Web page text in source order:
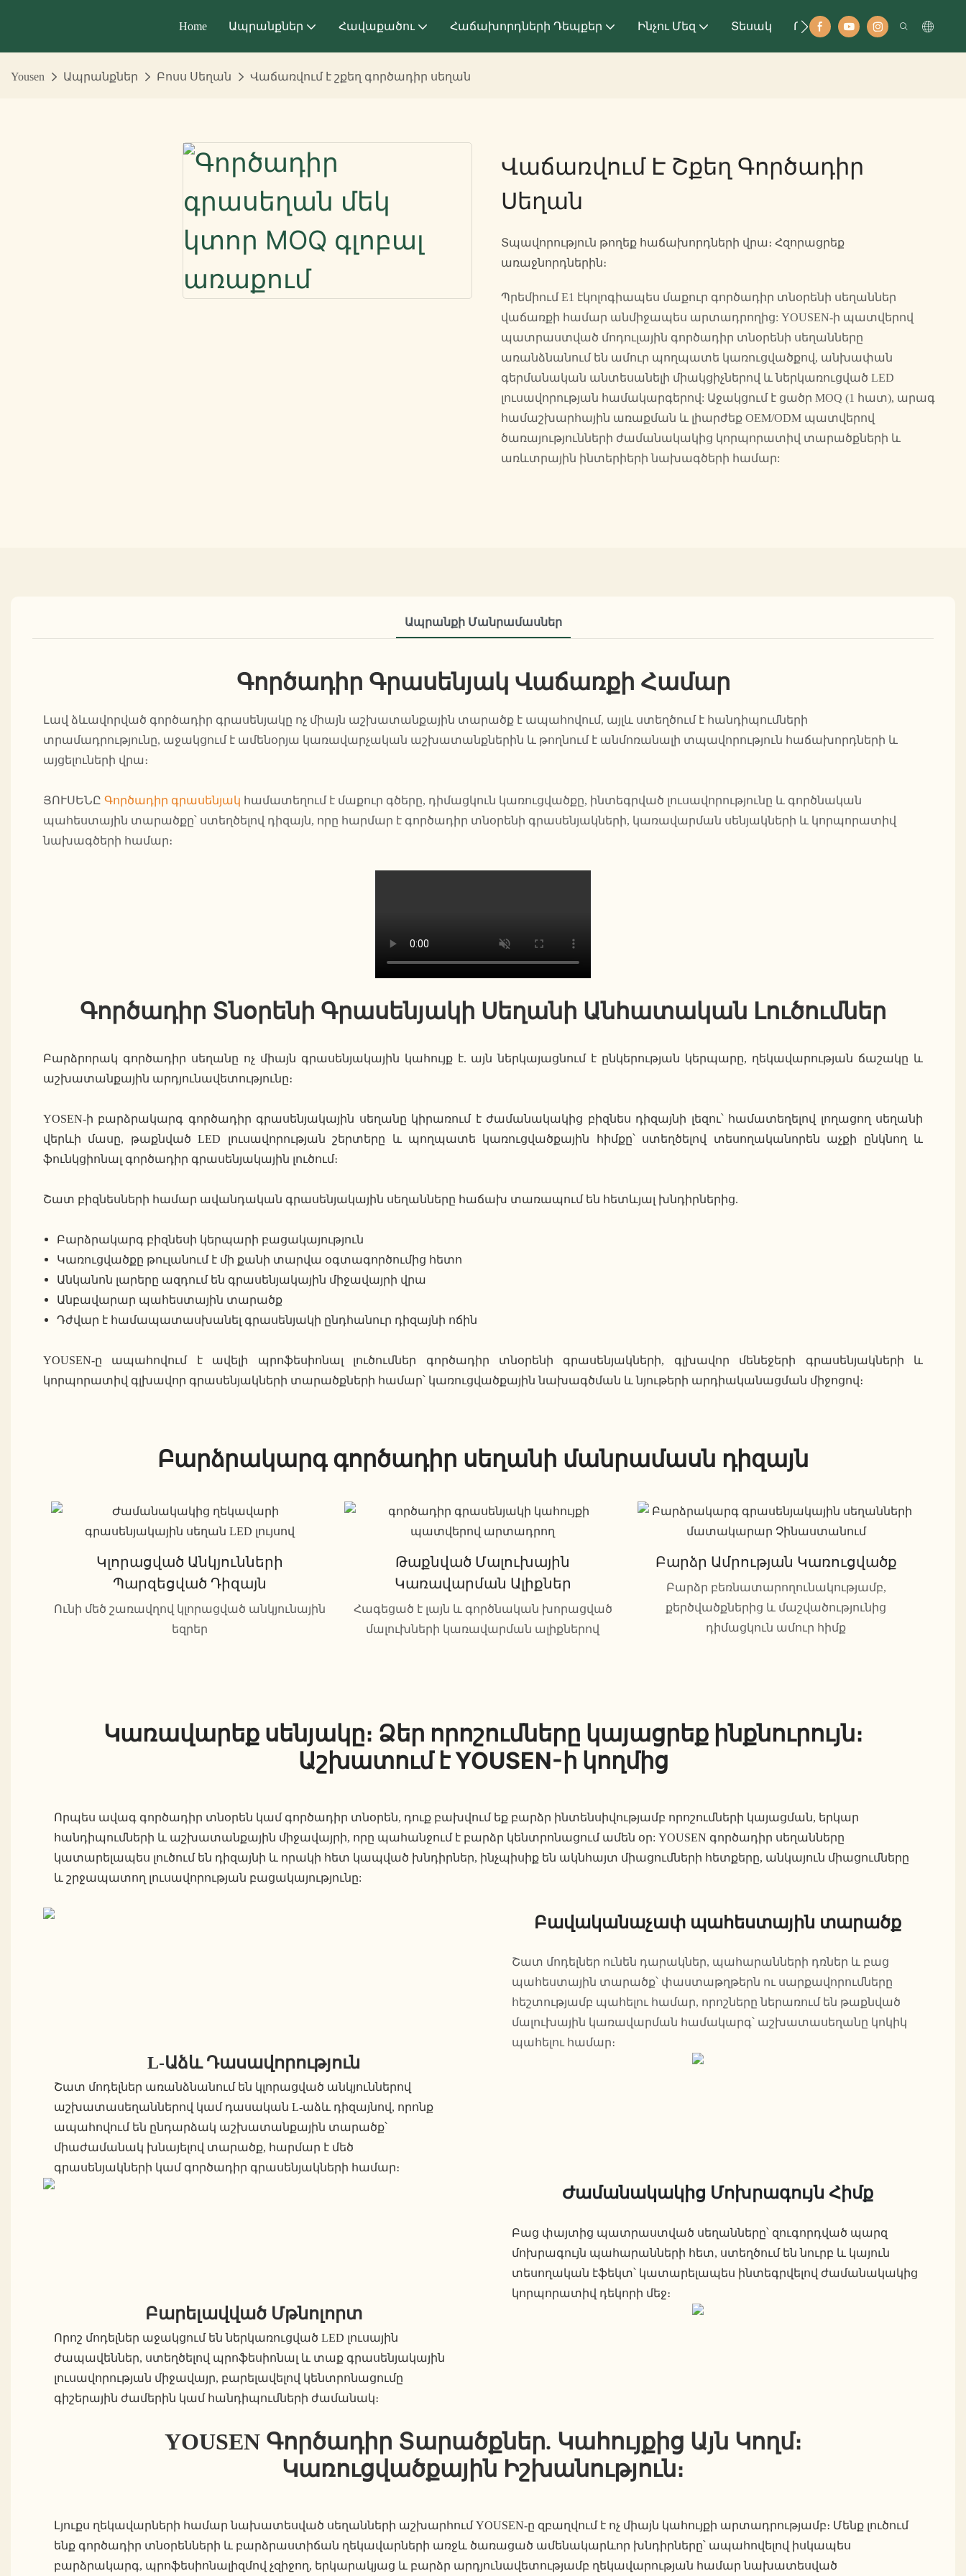
Home Ապրանքներ Հավաքածու Հաճախորդների Դեպքեր Ինչու Մեզ Տեսակ Ռեսուրս
Yousen Ապրանքներ Բոսս Սեղան Վաճառվում է շքեղ գործադիր սեղան
Վաճառվում Է Շքեղ Գործադիր
Սեղան
Տպավորություն թողեք հաճախորդների վրա։ Հզորացրեք
առաջնորդներին։
Պրեմիում E1 էկոլոգիապես մաքուր գործադիր տնօրենի սեղաններ
վաճառքի համար անմիջապես արտադրողից: YOUSEN-ի պատվերով
պատրաստված մոդուլային գործադիր տնօրենի սեղանները
առանձնանում են ամուր պողպատե կառուցվածքով, անխափան
գերմանական անտեսանելի միակցիչներով և ներկառուցված LED
լուսավորության համակարգերով: Աջակցում է ցածր MOQ (1 հատ), արագ
համաշխարհային առաքման և լիարժեք OEM/ODM պատվերով
ծառայությունների ժամանակակից կորպորատիվ տարածքների և
առևտրային ինտերիերի նախագծերի համար:
Ապրանքի Մանրամասներ
Գործադիր Գրասենյակ Վաճառքի Համար
Լավ ձևավորված գործադիր գրասենյակը ոչ միայն աշխատանքային տարածք է ապահովում, այլև ստեղծում է հանդիպումների
տրամադրությունը, աջակցում է ամենօրյա կառավարչական աշխատանքներին և թողնում է անմոռանալի տպավորություն հաճախորդների և
այցելուների վրա։
ՅՈՒՍԵՆԸ Գործադիր գրասենյակ համատեղում է մաքուր գծերը, դիմացկուն կառուցվածքը, ինտեգրված լուսավորությունը և գործնական
պահեստային տարածքը՝ ստեղծելով դիզայն, որը հարմար է գործադիր տնօրենի գրասենյակների, կառավարման սենյակների և կորպորատիվ
նախագծերի համար։
Գործադիր Տնօրենի Գրասենյակի Սեղանի Անհատական ​​լուծումներ
Բարձրորակ գործադիր սեղանը ոչ միայն գրասենյակային կահույք է. այն ներկայացնում է ընկերության կերպարը, ղեկավարության ճաշակը և
աշխատանքային արդյունավետությունը։
YOSEN-ի բարձրակարգ գործադիր գրասենյակային սեղանը կիրառում է ժամանակակից բիզնես դիզայնի լեզու՝ համատեղելով լողացող սեղանի
վերևի մասը, թաքնված LED լուսավորության շերտերը և պողպատե կառուցվածքային հիմքը՝ ստեղծելով տեսողականորեն աչքի ընկնող և
ֆունկցիոնալ գործադիր գրասենյակային լուծում։
Շատ բիզնեսների համար ավանդական գրասենյակային սեղանները հաճախ տառապում են հետևյալ խնդիրներից.
Բարձրակարգ բիզնեսի կերպարի բացակայություն
Կառուցվածքը թուլանում է մի քանի տարվա օգտագործումից հետո
Անկանոն լարերը ազդում են գրասենյակային միջավայրի վրա
Անբավարար պահեստային տարածք
Դժվար է համապատասխանել գրասենյակի ընդհանուր դիզայնի ոճին
YOUSEN-ը ապահովում է ավելի պրոֆեսիոնալ լուծումներ գործադիր տնօրենի գրասենյակների, գլխավոր մենեջերի գրասենյակների և
կորպորատիվ գլխավոր գրասենյակների տարածքների համար՝ կառուցվածքային նախագծման և նյութերի արդիականացման միջոցով։
Բարձրակարգ գործադիր սեղանի մանրամասն դիզայն
Կլորացված Անկյունների
Պարզեցված Դիզայն
Ունի մեծ շառավղով կլորացված անկյունային
եզրեր
Թաքնված Մալուխային
Կառավարման Ալիքներ
Հագեցած է լայն և գործնական խորացված
մալուխների կառավարման ալիքներով
Բարձր Ամրության Կառուցվածք
Բարձր բեռնատարողունակությամբ,
քերծվածքներից և մաշվածությունից
դիմացկուն ամուր հիմք
Կառավարեք սենյակը։ Ձեր որոշումները կայացրեք ինքնուրույն։
Աշխատում է YOUSEN-ի կողմից
Որպես ավագ գործադիր տնօրեն կամ գործադիր տնօրեն, դուք բախվում եք բարձր ինտենսիվությամբ որոշումների կայացման, երկար
հանդիպումների և աշխատանքային միջավայրի, որը պահանջում է բարձր կենտրոնացում ամեն օր: YOUSEN գործադիր սեղանները
կատարելապես լուծում են դիզայնի և որակի հետ կապված խնդիրներ, ինչպիսիք են ակնհայտ միացումների հետքերը, անկայուն միացումները
և շրջապատող լուսավորության բացակայությունը:
Բավականաչափ պահեստային տարածք
Շատ մոդելներ ունեն դարակներ, պահարանների դռներ և բաց
պահեստային տարածք՝ փաստաթղթերն ու սարքավորումները
հեշտությամբ պահելու համար, որոշները ներառում են թաքնված
մալուխային կառավարման համակարգ՝ աշխատասեղանը կոկիկ
պահելու համար։
L-Աձև Դասավորություն
Շատ մոդելներ առանձնանում են կլորացված անկյուններով
աշխատասեղաններով կամ դասական L-աձև դիզայնով, որոնք
ապահովում են ընդարձակ աշխատանքային տարածք՝
միաժամանակ խնայելով տարածք, հարմար է մեծ
գրասենյակների կամ գործադիր գրասենյակների համար։
Ժամանակակից Մոխրագույն Հիմք
Բաց փայտից պատրաստված սեղանները՝ զուգորդված պարզ
մոխրագույն պահարանների հետ, ստեղծում են նուրբ և կայուն
տեսողական էֆեկտ՝ կատարելապես ինտեգրվելով ժամանակակից
կորպորատիվ դեկորի մեջ։
Բարելավված Մթնոլորտ
Որոշ մոդելներ աջակցում են ներկառուցված LED լուսային
ժապավեններ, ստեղծելով պրոֆեսիոնալ և տաք գրասենյակային
լուսավորության միջավայր, բարելավելով կենտրոնացումը
գիշերային ժամերին կամ հանդիպումների ժամանակ։
YOUSEN Գործադիր Տարածքներ. Կահույքից Այն Կողմ։
Կառուցվածքային Իշխանություն։
Լյուքս ղեկավարների համար նախատեսված սեղանների աշխարհում YOUSEN-ը զբաղվում է ոչ միայն կահույքի արտադրությամբ։ Մենք լուծում
ենք գործադիր տնօրենների և բարձրաստիճան ղեկավարների առջև ծառացած ամենակարևոր խնդիրները՝ ապահովելով իսկապես
բարձրակարգ, պրոֆեսիոնալիզմով չզիջող, երկարակյաց և բարձր արդյունավետությամբ ղեկավարության համար նախատեսված